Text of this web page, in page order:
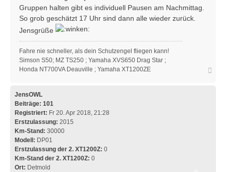
Gruppen halten gibt es individuell Pausen am Nachmittag.
So grob geschätzt 17 Uhr sind dann alle wieder zurück.
Jensgrüße
Fahre nie schneller, als dein Schutzengel fliegen kann!
Simson S50; MZ TS250 ; Yamaha XVS650 Drag Star ;
Honda NT700VA Deauville ; Yamaha XT1200ZE
JensOWL
Beiträge: 101
Registriert: Fr 20. Apr 2018, 21:28
Erstzulassung: 2015
Km-Stand: 30000
Modell: DP01
Erstzulassung der 2. XT1200Z: 0
Km-Stand der 2. XT1200Z: 0
Ort: Detmold